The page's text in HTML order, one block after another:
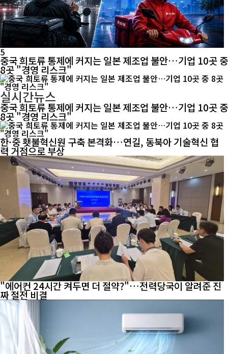
5
중국 희토류 통제에 커지는 일본 제조업 불안…기업 10곳 중
8곳 "경영 리스크"
실시간뉴스
중국 희토류 통제에 커지는 일본 제조업 불안…기업 10곳 중
8곳 "경영 리스크"
한·중 횃불혁신원 구축 본격화…연길, 동북아 기술혁신 협
력 거점으로 부상
"에어컨 24시간 켜두면 더 절약?"…전력당국이 알려준 진
짜 절전 비결